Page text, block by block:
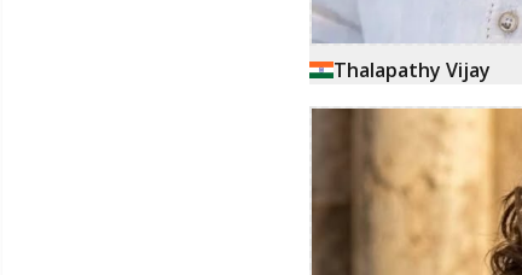
Thalapathy Vijay